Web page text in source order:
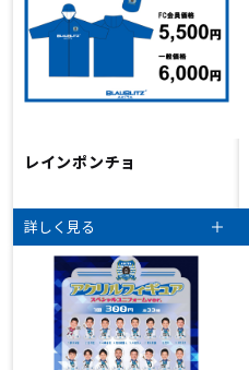
レインポンチョ
詳しく見る